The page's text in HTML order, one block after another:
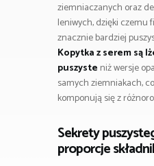
ziemniaczanych oraz
leniwych, dzięki czemu
znacznie bardziej
Kopytka z serem są
puszyste niż wersje
samych ziemniakach,
komponują się z
Sekrety
proporcje